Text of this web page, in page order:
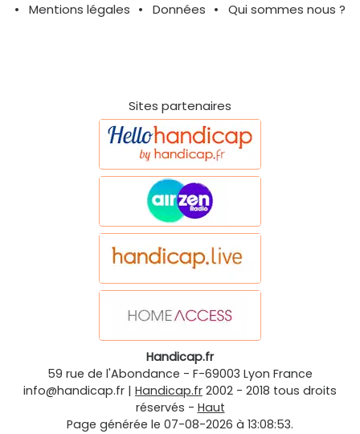
Mentions légales
Données Qui sommes nous ?
Sites partenaires
Handicap.fr
59 rue de l'Abondance - F-69003 Lyon France
info@handicap.fr | Handicap.fr 2002 - 2018 tous droits
réservés - Haut
Page générée le 07-08-2026 à 13:08:53.